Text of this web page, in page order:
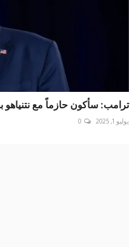
ترامب: سأكون حازماً مع ‎نتنياهو بشأن إنهاء الحرب
يوليو 1, 2025 0